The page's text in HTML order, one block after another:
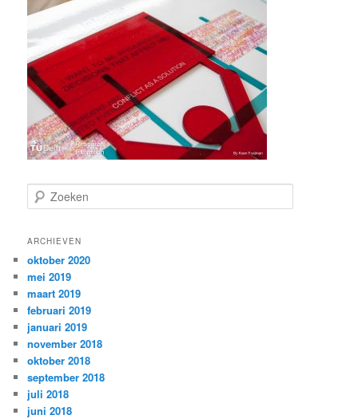
o
k
n
ARCHIEVEN
oktober 2020
mei 2019
maart 2019
februari 2019
januari 2019
november 2018
oktober 2018
september 2018
juli 2018
juni 2018